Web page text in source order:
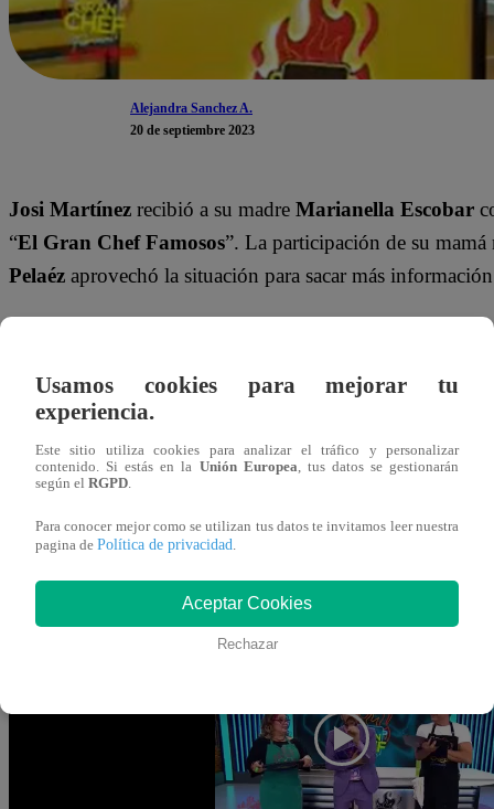
Alejandra Sanchez A.
20 de septiembre 2023
Josi Martínez recibió a su madre Marianella Escobar
“El Gran Chef Famosos”. La participación de su
Pelaéz aprovechó la situación para sacar más
Peláez llegó hasta a la estación donde madre e hijo
‘tiktoker’ cuando era más pequeño.
Según reveló, Josi Martínez siempre pedía los disfraces
favorito eraSportacus de la serie “Lazy Town”
de Sportacus” , agregó el ‘tiktoker’.
enfrentan en la cocina de “El Gran Chef Famosos”
una próxima eliminación.
Usamos cookies para mejorar tu
experiencia.
Este sitio utiliza cookies para analizar el tráfico y personalizar
contenido. Si estás en la Unión Europea , tus datos se gestionarán
según el RGPD
Para conocer mejor como se utilizan tus datos te invitamos leer nuestra
pagina de Política de privacidad
Aceptar Cookies
Rechazar